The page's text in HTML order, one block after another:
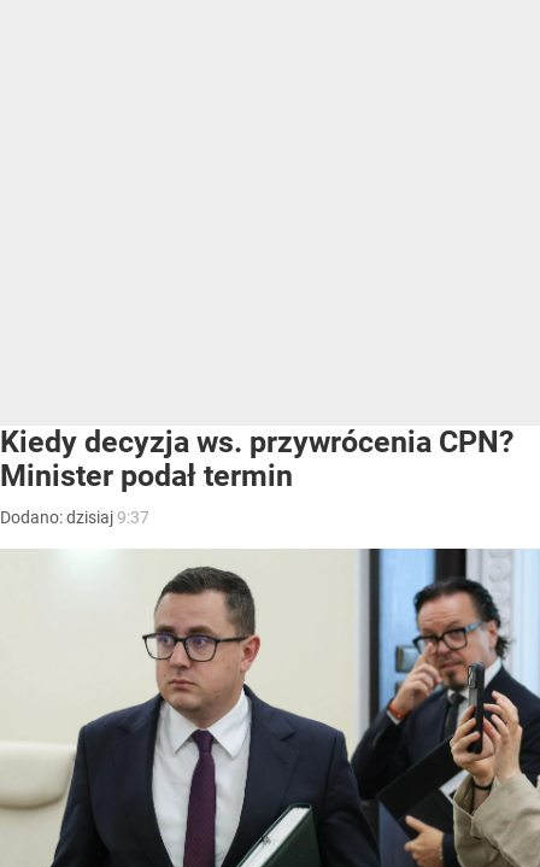
Kiedy decyzja ws. przywrócenia CPN?
Minister podał termin
Dodano:dzisiaj9:37